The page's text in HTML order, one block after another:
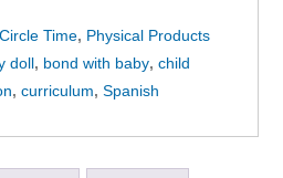
Time, Physical Products
doll, bond with baby, child
, curriculum, Spanish